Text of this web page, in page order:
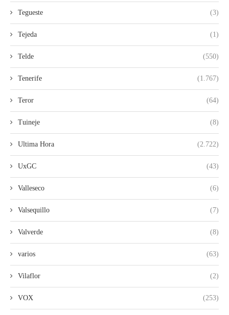
Tegueste (3)
Tejeda (1)
Telde (550)
Tenerife (1.767)
Teror (64)
Tuineje (8)
Ultima Hora (2.722)
UxGC (43)
Valleseco (6)
Valsequillo (7)
Valverde (8)
varios (63)
Vilaflor (2)
VOX (253)